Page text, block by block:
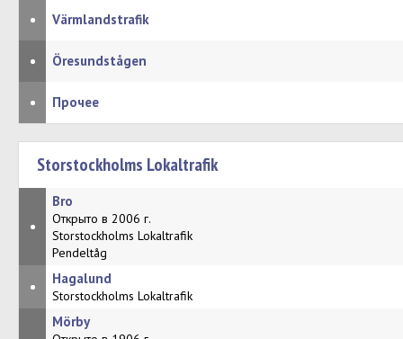
• Värmlandstrafik
• Öresundstågen
• Прочее
Storstockholms Lokaltrafik
•
Bro
Открыто в 2006 г.
Storstockholms Lokaltrafik
Pendeltåg
• Hagalund
Storstockholms Lokaltrafik
Mörby